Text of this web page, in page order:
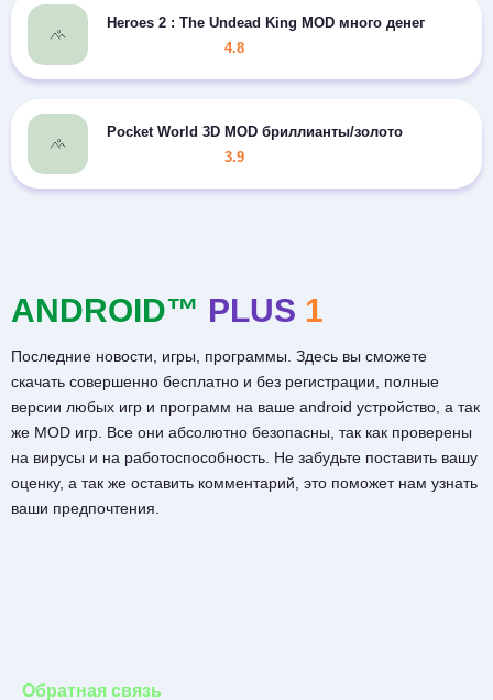
Heroes 2 : The Undead King MOD много денег
4.8
Pocket World 3D MOD бриллианты/золото
3.9
ANDROID™ PLUS 1
Последние новости, игры, программы. Здесь вы сможете
скачать совершенно бесплатно и без регистрации, полные
версии любых игр и программ на ваше android устройство, а так
же MOD игр. Все они абсолютно безопасны, так как проверены
на вирусы и на работоспособность. Не забудьте поставить вашу
оценку, а так же оставить комментарий, это поможет нам узнать
ваши предпочтения.
Обратная связь